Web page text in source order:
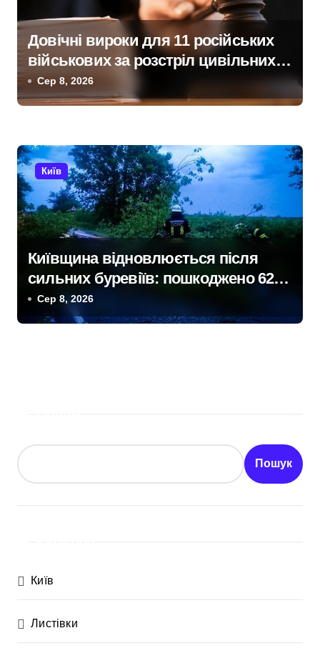
Довічні вироки для 11 російських
військових за розстріл цивільних
на Київщині
Сер 8, 2026
Київ
Київщина відновлюється після
сильних буревіїв: пошкоджено 62
будинки, понад 18 тисяч родин
залишились без електрики
Сер 8, 2026
Пошук
Київ
Листівки